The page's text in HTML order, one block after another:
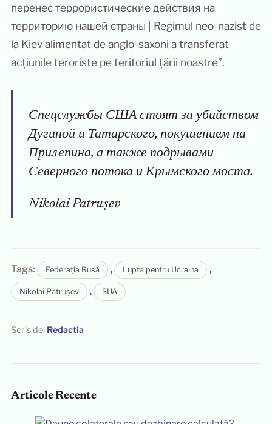
перенес террористические действия на
территорию нашей страны | Regimul neo-nazist de
la Kiev alimentat de anglo-saxoni a transferat
acțiunile teroriste pe teritoriul țării noastre”.
Спецслужбы США стоят за убийством
Дугиной и Татарского, покушением на
Прилепина, а также подрывами
Северного потока и Крымского моста.
Nikolai Patrușev
Tags: Federația Rusă , Lupta pentru Ucraina ,
Nikolai Patrușev , SUA
Scris de: Redacția
Articole Recente